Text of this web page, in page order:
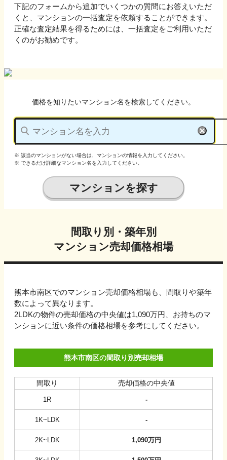
下記のフォームから追加でいくつかの質問にお答えいただ
くと、マンションの一括査定を依頼することができます。
正確な査定結果を得るためには、一括査定をご利用いただ
くのがお勧めです。
価格を知りたいマンション名を検索してください。
※ 該当のマンションがない場合は、マンションの情報を入力してください。
※ できるだけ詳細なマンション名を入力してください。
マンションを探す
間取り別・築年別
マンション売却価格相場
熊本市南区でのマンション売却価格相場も、間取りや築年
数によって異なります。
2LDKの物件の売却価格の中央値は1,090万円、 お持ちのマ
ンションに近い条件の価格相場を参考にしてください。
熊本市南区の間取り別売却相場
間取り 売却価格の中央値
1R -
1K~LDK -
2K~LDK 1,090万円